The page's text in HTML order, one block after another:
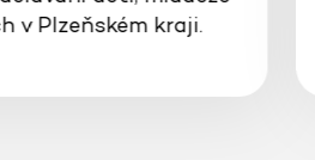
v Plzeňském kraji.